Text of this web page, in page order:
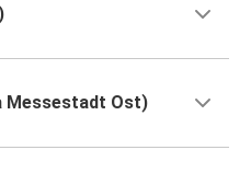
Messestadt Ost)